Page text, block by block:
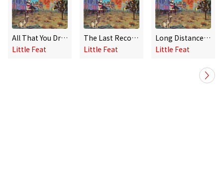
All That You Dream (Alternate Version) [2025 Remaster]
Little Feat
The Last Record Album (Deluxe Edition)
Little Feat
Long Distance Love (Alternate Version) [2025 Remaster]
Little Feat